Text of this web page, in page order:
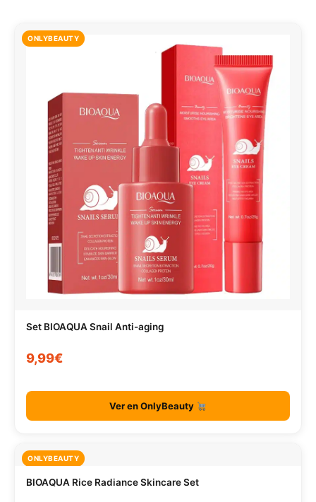
ONLYBEAUTY
Set BIOAQUA Snail Anti-aging
9,99€
Ver en OnlyBeauty
ONLYBEAUTY
BIOAQUA Rice Radiance Skincare Set